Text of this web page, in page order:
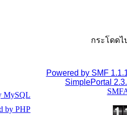
กระโดดไ
Powered by SMF
SimplePortal